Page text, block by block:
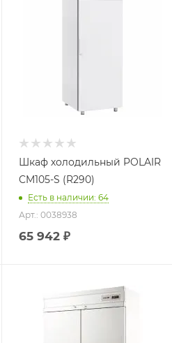
Шкаф холодильный POLAIR
CM105-S (R290)
Есть в наличии: 64
Арт.: 0038938
65 942 ₽